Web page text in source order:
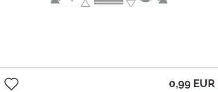
0,99 EUR